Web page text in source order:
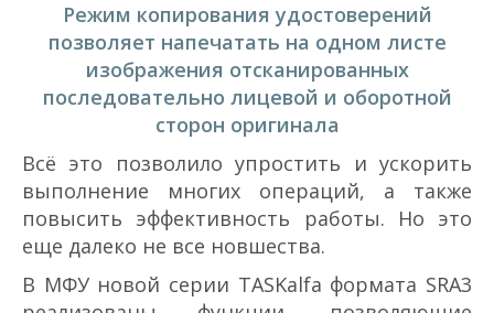
Режим копирования удостоверений
позволяет напечатать на одном листе
изображения отсканированных
последовательно лицевой и оборотной
сторон оригинала
Всё это позволило упростить и ускорить
выполнение многих операций, а также
повысить эффективность работы. Но это
еще далеко не все новшества.
В МФУ новой серии TASKalfa формата SRА3